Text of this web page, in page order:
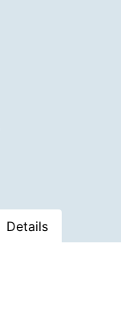
Details